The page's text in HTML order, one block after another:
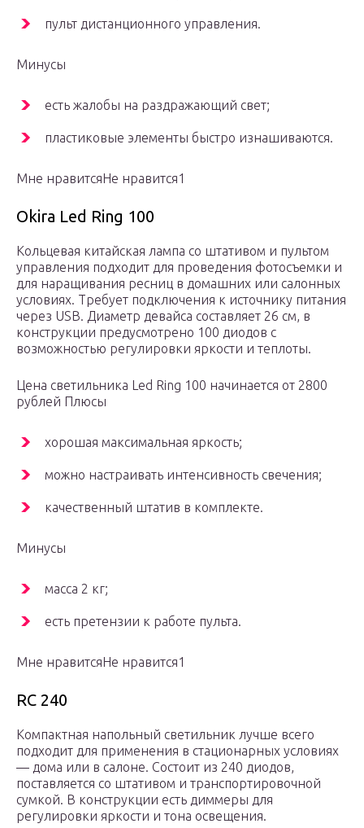
пульт дистанционного управления.
Минусы
есть жалобы на раздражающий свет;
пластиковые элементы быстро изнашиваются.
Мне нравитсяНе нравится1
Okira Led Ring 100
Кольцевая китайская лампа со штативом и пультом
управления подходит для проведения фотосъемки и
для наращивания ресниц в домашних или салонных
условиях. Требует подключения к источнику питания
через USB. Диаметр девайса составляет 26 см, в
конструкции предусмотрено 100 диодов с
возможностью регулировки яркости и теплоты.
Цена светильника Led Ring 100 начинается от 2800
рублей Плюсы
хорошая максимальная яркость;
можно настраивать интенсивность свечения;
качественный штатив в комплекте.
Минусы
масса 2 кг;
есть претензии к работе пульта.
Мне нравитсяНе нравится1
RC 240
Компактная напольный светильник лучше всего
подходит для применения в стационарных условиях
— дома или в салоне. Состоит из 240 диодов,
поставляется со штативом и транспортировочной
сумкой. В конструкции есть диммеры для
регулировки яркости и тона освещения.